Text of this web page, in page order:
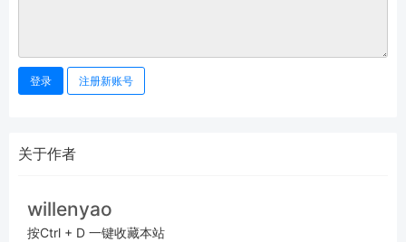
登录 注册新账号
关于作者
willenyao
按Ctrl + D 一键收藏本站